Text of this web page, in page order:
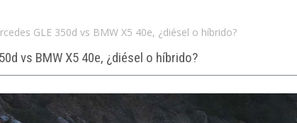
GLE 350d vs BMW X5 40e, ¿diésel o híbrido?
vs BMW X5 40e, ¿diésel o híbrido?